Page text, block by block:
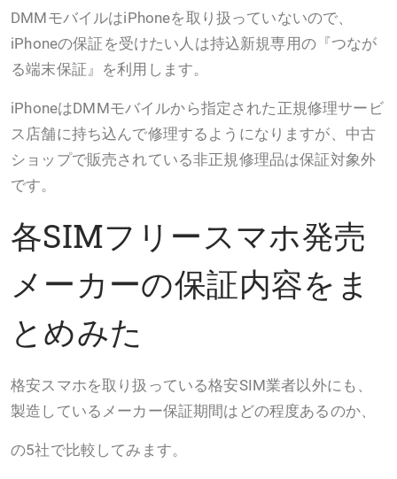
DMMモバイルはiPhoneを取り扱っていないので、
iPhoneの保証を受けたい人は持込新規専用の『つなが
る端末保証』を利用します。
iPhoneはDMMモバイルから指定された正規修理サービ
ス店舗に持ち込んで修理するようになりますが、中古
ショップで販売されている非正規修理品は保証対象外
です。
各SIMフリースマホ発売
メーカーの保証内容をま
とめみた
格安スマホを取り扱っている格安SIM業者以外にも、
製造しているメーカー保証期間はどの程度あるのか、
の5社で比較してみます。